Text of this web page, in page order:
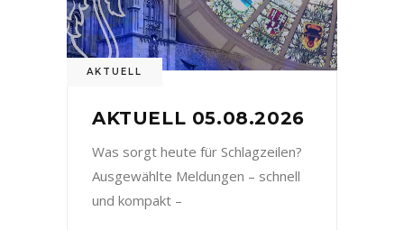
AKTUELL
AKTUELL 05.08.2026
Was sorgt heute für Schlagzeilen?
Ausgewählte Meldungen – schnell
und kompakt –